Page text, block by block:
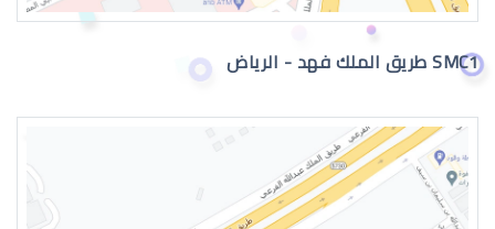
حول عيون الاطفال الرضع
SMC1 طريق الملك فهد - الرياض